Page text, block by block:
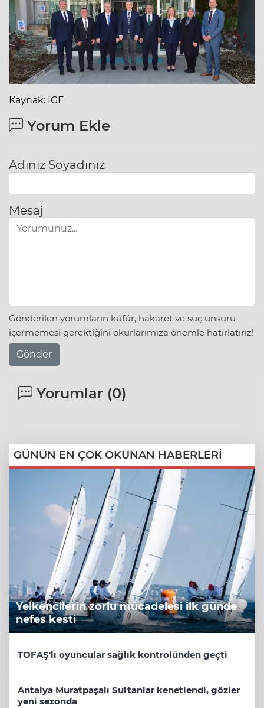
Kaynak: IGF
Yorum Ekle
Adınız Soyadınız
Mesaj
Gönderilen yorumların küfür, hakaret ve suç unsuru
içermemesi gerektiğini okurlarımıza önemle hatırlatırız!
Gönder
Yorumlar (0)
GÜNÜN EN ÇOK OKUNAN HABERLERİ
Yelkencilerin zorlu mücadelesi ilk günde
nefes kesti
TOFAŞ'lı oyuncular sağlık kontrolünden geçti
Antalya Muratpaşalı Sultanlar kenetlendi, gözler
yeni sezonda